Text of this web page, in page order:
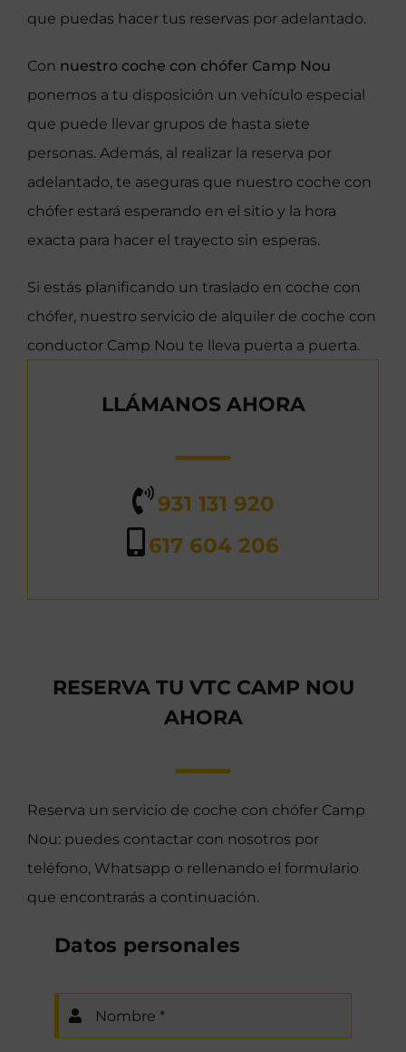
que puedas hacer tus reservas por adelantado.
Con nuestro coche con chófer Camp Nou
ponemos a tu disposición un vehículo especial
que puede llevar grupos de hasta siete
personas. Además, al realizar la reserva por
adelantado, te aseguras que nuestro coche con
chófer estará esperando en el sitio y la hora
exacta para hacer el trayecto sin esperas.
Si estás planificando un traslado en coche con
chófer, nuestro servicio de alquiler de coche con
conductor Camp Nou te lleva puerta a puerta.
LLÁMANOS AHORA
931 131 920
617 604 206
RESERVA TU VTC CAMP NOU
AHORA
Reserva un servicio de coche con chófer Camp
Nou: puedes contactar con nosotros por
teléfono, Whatsapp o rellenando el formulario
que encontrarás a continuación.
Datos personales